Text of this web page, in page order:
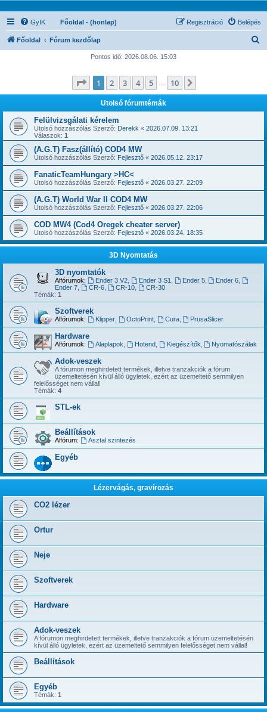
GyIK Főoldal - (honlap) Belépés
Regisztráció
Főoldal Fórum kezdőlap
s
é
Pontos idő: 2026.08.06. 15:03
Oldal:1 10
1 2 3 4 5 10
Utolsó fórumtémák
Felülvizsgálati kérelem
Utolsó hozzászólás Szerző: Derekk « 2026.07.09. 13:21
Válaszok: 1
(A.G.T) Fasz(állító) COD4 MW
Utolsó hozzászólás Szerző: Fejlesztő « 2026.05.12. 23:17
FanaticTeamHungary >HC<
Utolsó hozzászólás Szerző: Fejlesztő « 2026.03.27. 22:09
(A.G.T) World War II COD4 MW
Utolsó hozzászólás Szerző: Fejlesztő « 2026.03.27. 22:06
COD MW4 (Cod4 Oregek cheater server)
Utolsó hozzászólás Szerző: Fejlesztő « 2026.03.24. 18:35
3D Nyomtatás
3D nyomtatók
Alfórumok: Ender 3 V2, Ender 3 S1 Ender 5, Ender 6
Ender 7
CR-6, CR-10,
CR-30
Témák: 1
Szoftverek
Alfórumok: Klipper, OctoPrint, Cura, PrusaSlicer
Hardware
Alfórumok: Alaplapok Hotend, Kiegészítők Nyomatószálak
Adok-veszek
A fórumon meghirdetett termékek, illetve tranzakciók a fórum
üzemeltetésén kívül álló ügyletek, ezért az üzemeltető semmilyen
felelősséget nem vállal!
Témák: 4
STL-ek
Beállítások
Alfórum: Asztal szintezés
Egyéb
Lézervágás, gravírozás
CO2 lézer
Ortur
Neje
Szoftverek
Hardware
Adok-veszek
A fórumon meghirdetett termékek, illetve tranzakciók a fórum üzemeltetésén
kívül álló ügyletek, ezért az üzemeltető semmilyen felelősséget nem vállal!
Beállítások
Egyéb
Témák: 1